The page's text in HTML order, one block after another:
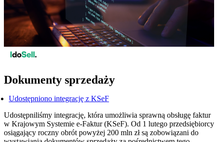
Dokumenty sprzedaży
Udostępniono integrację z KSeF
Udostępniliśmy integrację, która umożliwia sprawną obsługę faktur
w Krajowym Systemie e-Faktur (KSeF). Od 1 lutego przedsiębiorcy
osiągający roczny obrót powyżej 200 mln zł są zobowiązani do